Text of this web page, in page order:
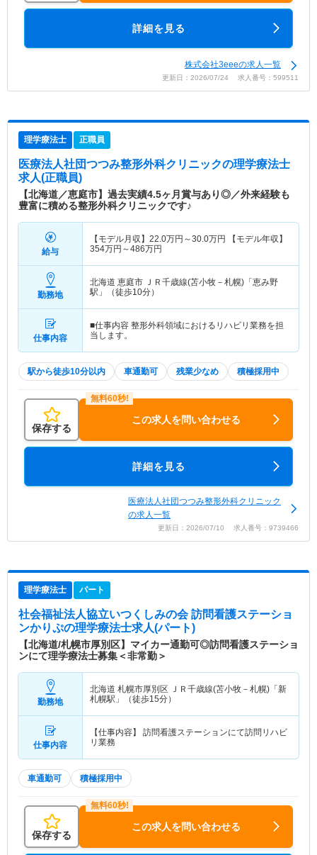
詳細を見る
株式会社3eeeの求人一覧
更新日：2026/07/24 求人番号：599511
理学療法士 正職員
医療法人社団つつみ整形外科クリニックの理学療法士
求人(正職員)
【北海道／恵庭市】過去実績4.5ヶ月賞与あり◎／外来経験も
豊富に積める整形外科クリニックです♪
給与
【モデル月収】 22.0万円～30.0万円
【モデル年収】
354万円～486万円
勤務地
北海道 恵庭市 ＪＲ千歳線(苫小牧－札幌)「恵み野
駅」（徒歩10分）
仕事内容
■仕事内容 整形外科領域におけるリハビリ業務を担
当します。
駅から徒歩10分以内 車通勤可 残業少なめ 積極採用中
保存する
この求人を問い合わせる
詳細を見る
医療法人社団つつみ整形外科クリニック
の求人一覧
更新日：2026/07/10 求人番号：9739466
理学療法士 パート
社会福祉法人協立いつくしみの会 訪問看護ステーショ
ンかりぷの理学療法士求人(パート)
【北海道/札幌市厚別区】マイカー通勤可◎訪問看護ステーショ
ンにて理学療法士募集＜非常勤＞
勤務地
北海道 札幌市厚別区 ＪＲ千歳線(苫小牧－札幌)「新
札幌駅」（徒歩15分）
仕事内容
【仕事内容】 訪問看護ステーションにて訪問リハビ
リ業務
車通勤可 積極採用中
保存する
この求人を問い合わせる